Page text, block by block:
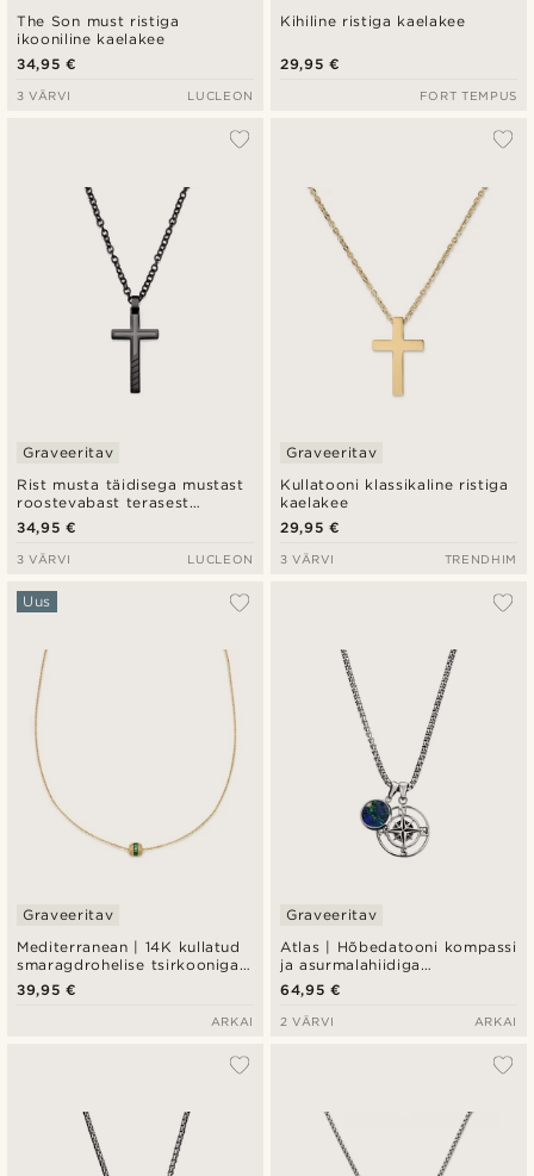
The Son must ristiga
ikooniline kaelakee
34,95 €
3 VÄRVI LUCLEON
Kihiline ristiga kaelakee
29,95 €
FORT TEMPUS
Rist musta täidisega mustast
roostevabast terasest
kaelakee
Graveeritav
34,95 €
3 VÄRVI LUCLEON
Kullatooni klassikaline ristiga
kaelakee
Graveeritav
29,95 €
3 VÄRVI TRENDHIM
Mediterranean | 14K kullatud
smaragdrohelise tsirkooniga
pavé tünnikujulise ripatsiga
kaelakee
Uus
Graveeritav
39,95 €
ARKAI
Atlas | Hõbedatooni kompassi
ja asurmalahiidiga
ripatskaelakee
Graveeritav
64,95 €
2 VÄRVI ARKAI